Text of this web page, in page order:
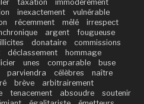
taxation
immodérément
inexactement
vulnérable
récemment mêlé
irrespect
argent
fougueuse
illicites donataire
commissions
déclassement
hommage
unes comparable
buse
parviendra célèbres
naître
brève
arbitrairement
tenacement absoudre
soutenir